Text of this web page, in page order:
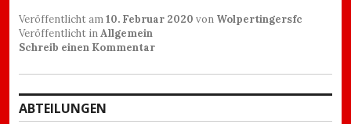
Veröffentlicht am10. Februar 2020 von Wolpertingersfc
Veröffentlicht inAllgemein
Schreib einen Kommentar
ABTEILUNGEN